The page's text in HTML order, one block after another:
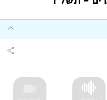
expand_more
share